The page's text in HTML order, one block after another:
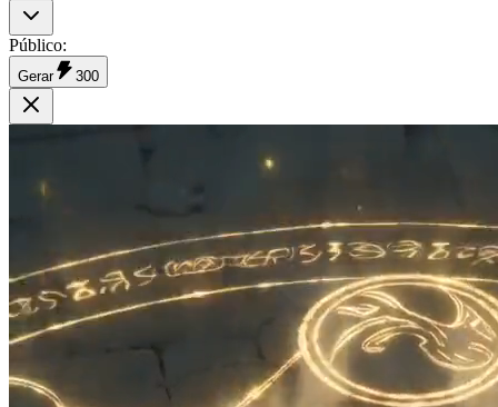
Público:
Gerar 300